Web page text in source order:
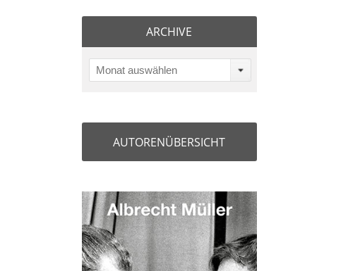
ARCHIVE
Monat auswählen
AUTORENÜBERSICHT